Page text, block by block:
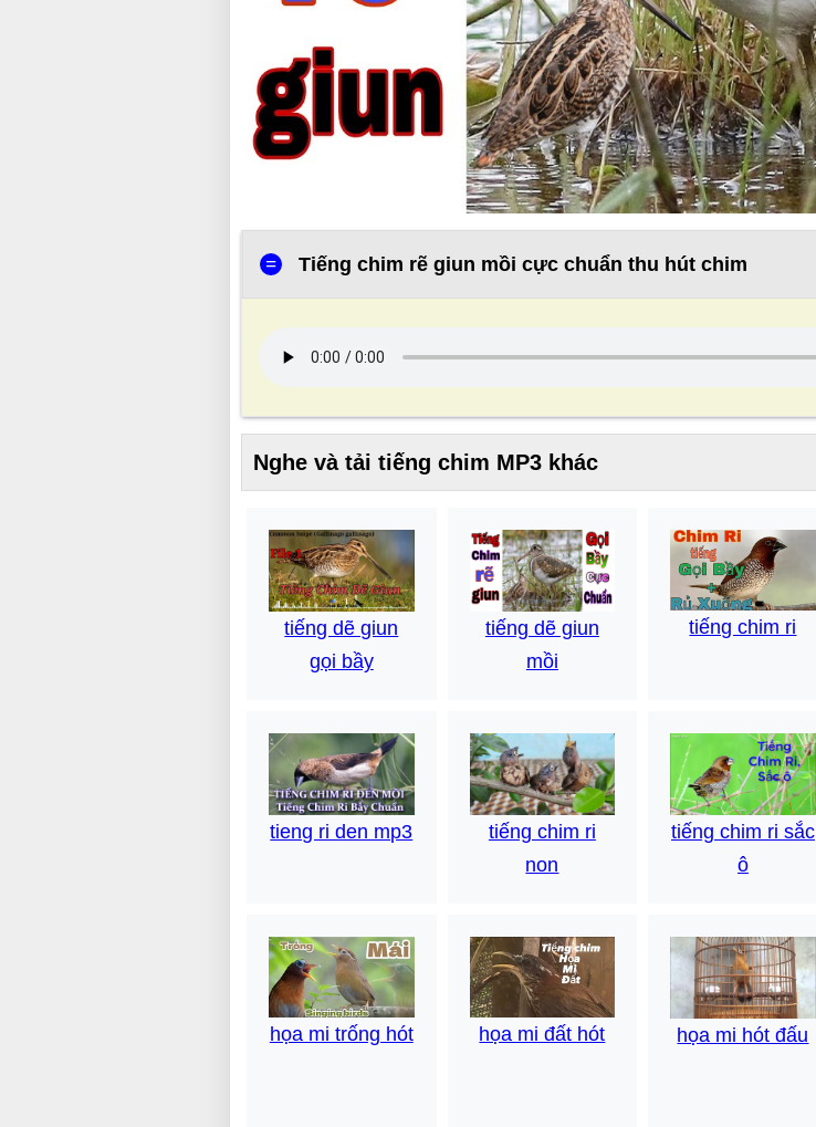
= Tiếng chim rẽ giun mồi cực chuẩn thu hút chim
Nghe và tải tiếng chim MP3 khác
tiếng dẽ giun
gọi bầy
tiếng dẽ giun
mồi
tiếng chim ri
tieng ri den mp3
tiếng chim ri
non
tiếng chim ri sắc
ô
họa mi trống hót họa mi đất hót họa mi hót đấu